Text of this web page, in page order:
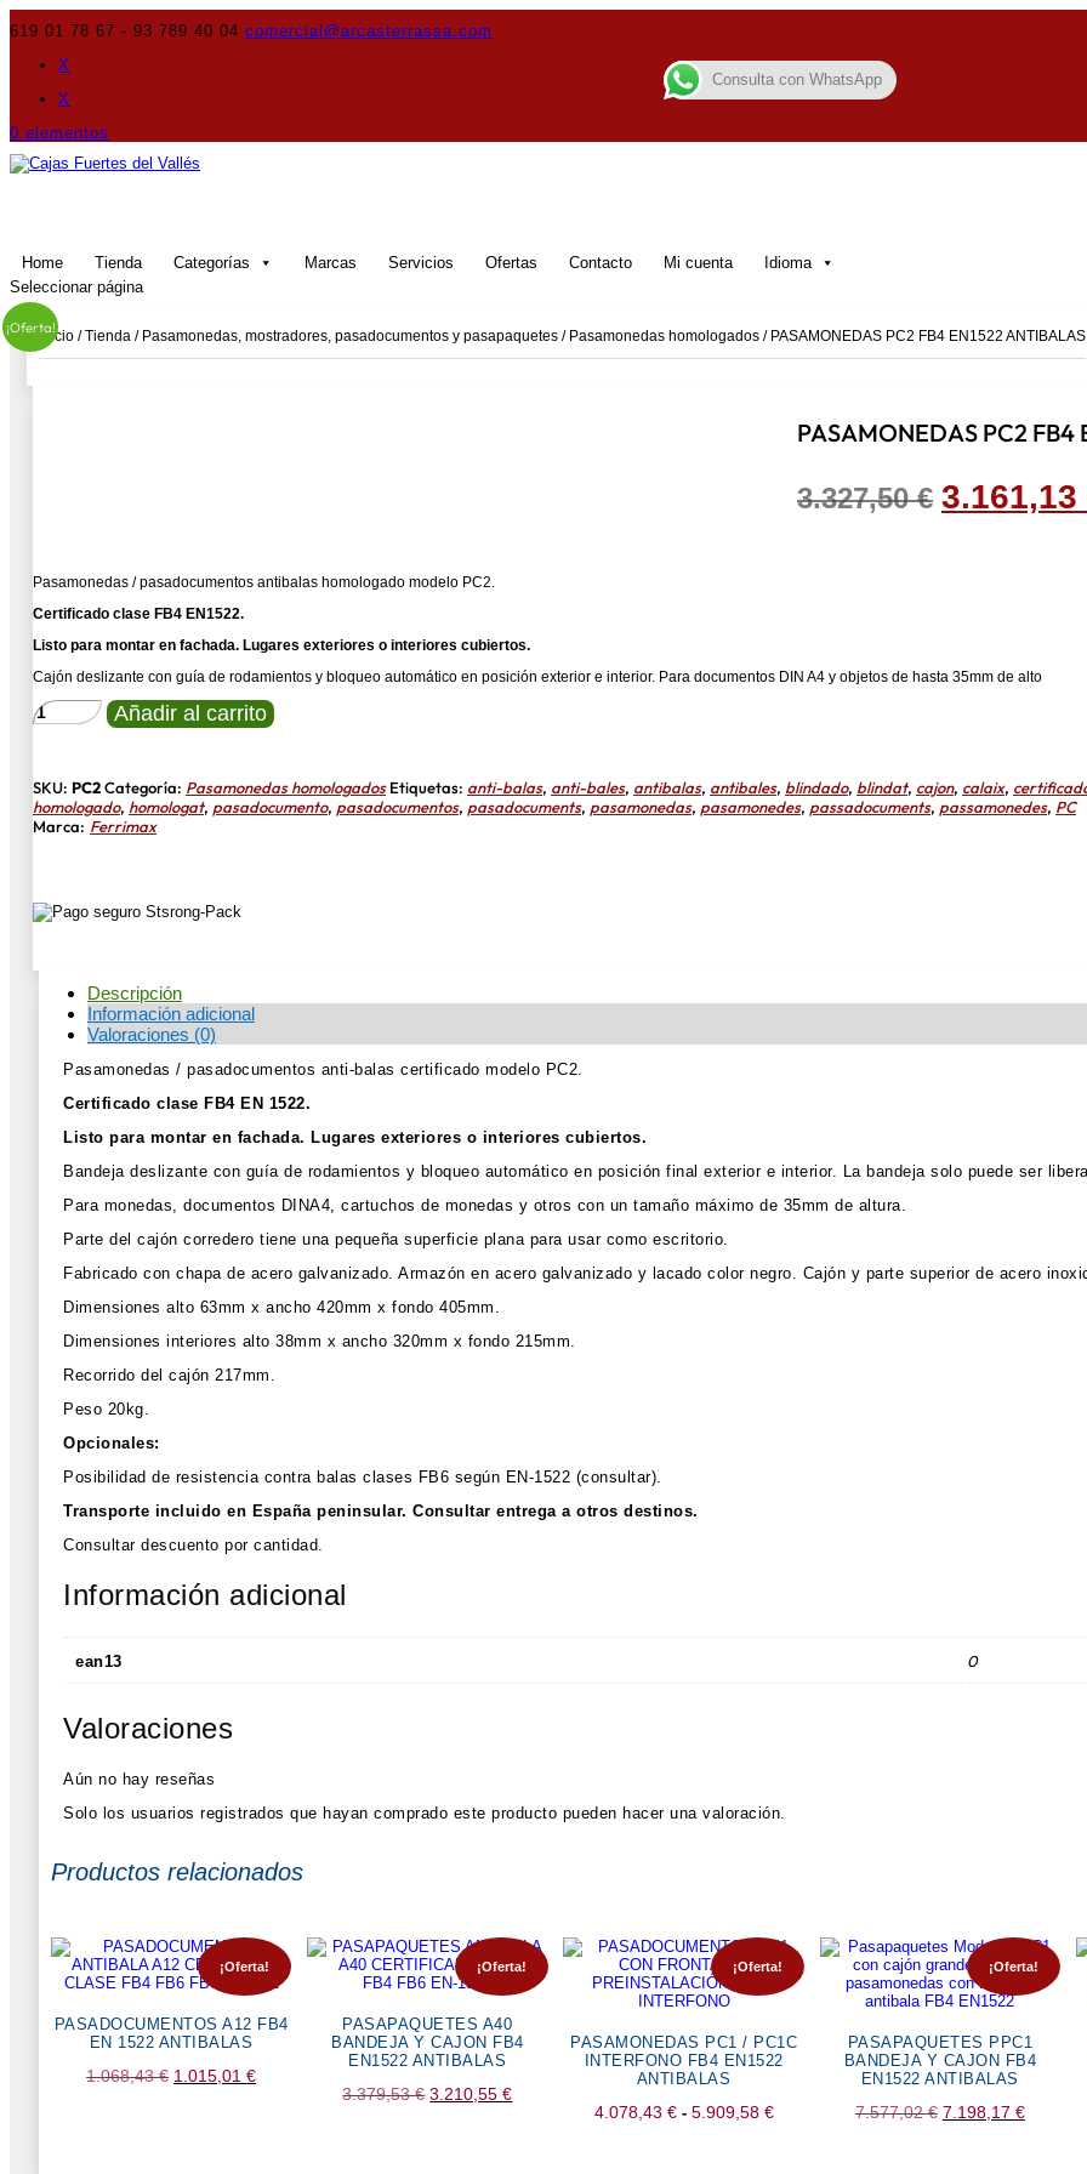
619 01 78 67 - 93 789 40 04 comercial@arcasterrassa.com
X
X
0 elementos
Home Tienda Categorías Marcas Servicios Ofertas Contacto Mi cuenta
Idioma
Seleccionar página
Inicio /Tienda / Pasamonedas, mostradores, pasadocumentos y pasapaquetes / Pasamonedas homologados / PASAMONEDAS PC2 FB4 EN1522 ANTIBALAS
¡Oferta!
PASAMONEDAS PC2 FB4
3.327,50€ El
3.161,13
Pasamonedas / pasadocumentos antibalas homologado modelo PC2.
Certificado clase FB4 EN1522.
Listo para montar en fachada. Lugares exteriores o interiores cubiertos.
Cajón deslizante con guía de rodamientos y bloqueo automático en posición exterior e interior. Para documentos DIN A4 y objetos de hasta 35mm de alto
PASAMONEDAS
PC2
ANTIBALAS
cantidad
Añadir al carrito
SKU: PC2Categoría: Pasamonedas homologados Etiquetas: anti-balas, anti-bales, antibalas, antibales, blindado, blindat, cajon, calaix,
homologado, homologat, pasadocumento, pasadocumentos, pasadocuments, pasamonedas, pasamonedes, passadocuments, passamonedes, PC
Marca: Ferrimax
Descripción
Información adicional
Valoraciones (0)
Pasamonedas / pasadocumentos anti-balas certificado modelo PC2.
Certificado clase FB4 EN 1522.
Listo para montar en fachada. Lugares exteriores o interiores cubiertos.
Bandeja deslizante con guía de rodamientos y bloqueo automático en posición final exterior e interior. La bandeja solo puede ser
Para monedas, documentos DINA4, cartuchos de monedas y otros con un tamaño máximo de 35mm de altura.
Parte del cajón corredero tiene una pequeña superficie plana para usar como escritorio.
Fabricado con chapa de acero galvanizado. Armazón en acero galvanizado y lacado color negro. Cajón y parte superior de acero
Dimensiones alto 63mm x ancho 420mm x fondo 405mm.
Dimensiones interiores alto 38mm x ancho 320mm x fondo 215mm.
Recorrido del cajón 217mm.
Peso 20kg.
Opcionales:
Posibilidad de resistencia contra balas clases FB6 según EN-1522 (consultar).
Transporte incluido en España peninsular. Consultar entrega a otros destinos.
Consultar descuento por cantidad.
Información adicional
ean13 0
Valoraciones
Aún no hay reseñas
Solo los usuarios registrados que hayan comprado este producto pueden hacer una valoración.
Productos relacionados
¡Oferta!
PASADOCUMENTOS A12 FB4
EN 1522 ANTIBALAS
1.068,43€ El
1.015,01€El
¡Oferta!
PASAPAQUETES A40
BANDEJA Y CAJON FB4
EN1522 ANTIBALAS
3.379,53€ El
3.210,55€El
¡Oferta!
PASAMONEDAS PC1 / PC1C
INTERFONO FB4 EN1522
ANTIBALAS
4.078,43 € - 5.909,58 €Rango
¡Oferta!
PASAPAQUETES PPC1
BANDEJA Y CAJON FB4
EN1522 ANTIBALAS
7.577,02€ El
7.198,17 €El
Consulta con WhatsApp